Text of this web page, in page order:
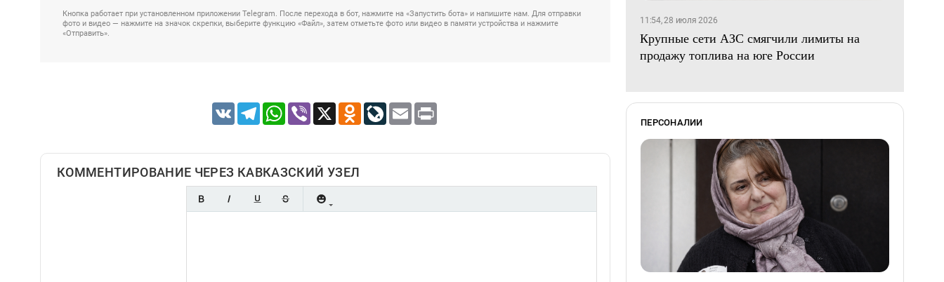
Кнопка работает при установленном приложении Telegram. После перехода в бот, нажмите на «Запустить бота» и напишите нам. Для отправки
фото и видео — нажмите на значок скрепки, выберите функцию «Файл», затем отметьте фото или видео в памяти устройства и нажмите
«Отправить».
VK TelegramWhatsApp
Viber X Odnoklassniki
LiveJournal
Email
КОММЕНТИРОВАНИЕ ЧЕРЕЗ КАВКАЗСКИЙ УЗЕЛ
11:54, 28 июля 2026
Крупные сети АЗС смягчили лимиты на
продажу топлива на юге России
ПЕРСОНАЛИИ